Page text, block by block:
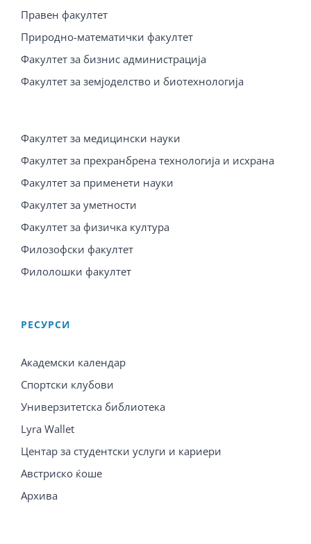
Правен факултет
Природно-математички факултет
Факултет за бизнис администрација
Факултет за земјоделство и биотехнологија
Факултет за медицински науки
Факултет за прехранбрена технологија и исхрана
Факултет за применети науки
Факултет за уметности
Факултет за физичка култура
Филозофски факултет
Филолошки факултет
PЕСУРСИ
Академски календар
Спортски клубови
Универзитетска библиотека
Lyra Wallet
Центар за студентски услуги и кариери
Австриско ќоше
Архива